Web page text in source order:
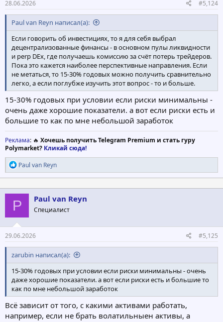
28.06.2026 #5,124
Paul van Reyn написал(а):
Если говорить об инвестициях, то я для себя выбрал
децентрализованные финансы - в основном пулы ликвидности
и perp DEx, где получаешь комиссию за счёт потерь трейдеров.
Пока это кажется наиболее перспективные направления. Если
не метаться, то 15-30% годовых можно получить сравнительно
легко, а если поглубже изучить этот вопрос - то и больше.
15-30% годовых при условии если риски минимальны -
очень даже хорошие показатели. а вот если риски есть и
большие то как по мне небольшой заработок
Реклама: 🔥 Хочешь получить Telegram Premium и стать гуру
Polymarket? Кликай сюда!
Р
е
а
к
ц
и
:
Paul van Reyn
P Paul van Reyn
Специалист
29.06.2026 #5,125
zarubin написал(а):
15-30% годовых при условии если риски минимальны - очень
даже хорошие показатели. а вот если риски есть и большие то
как по мне небольшой заработок
Всё зависит от того, с какими активами работать,
например, если не брать волатильныен активы, а